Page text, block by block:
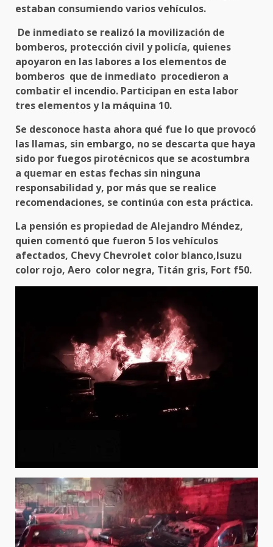
estaban consumiendo varios vehículos.
De inmediato se realizó la movilización de
bomberos, protección civil y policía, quienes
apoyaron en las labores a los elementos de
bomberos que de inmediato procedieron a
combatir el incendio. Participan en esta labor
tres elementos y la máquina 10.
Se desconoce hasta ahora qué fue lo que provocó
las llamas, sin embargo, no se descarta que haya
sido por fuegos pirotécnicos que se acostumbra
a quemar en estas fechas sin ninguna
responsabilidad y, por más que se realice
recomendaciones, se continúa con esta práctica.
La pensión es propiedad de Alejandro Méndez,
quien comentó que fueron 5 los vehículos
afectados, Chevy Chevrolet color blanco,Isuzu
color rojo, Aero color negra, Titán gris, Fort f50.